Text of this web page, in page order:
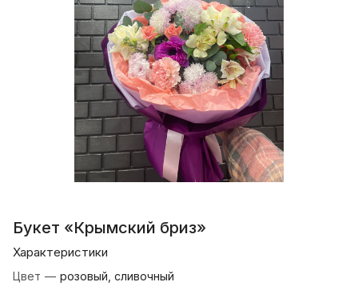
Букет «Крымский бриз»
Характеристики
Цвет — розовый, сливочный